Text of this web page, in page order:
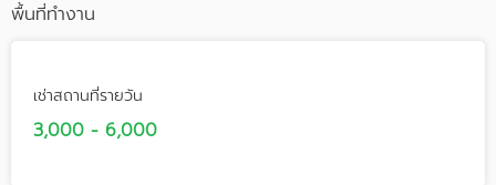
พื้นที่ทำงาน
เช่าสถานที่รายวัน
3,000 - 6,000